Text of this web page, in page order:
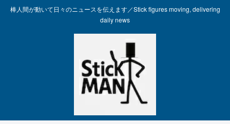
棒人間が動いて日々のニュースを伝えます／Stick figures moving, delivering
daily news